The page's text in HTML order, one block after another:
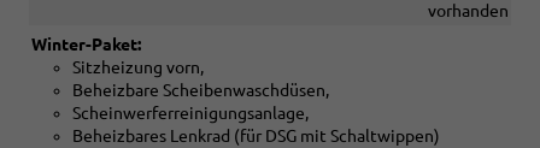
vorhanden
Winter-Paket:
Sitzheizung vorn,
Beheizbare Scheibenwaschdüsen,
Scheinwerferreinigungsanlage,
Beheizbares Lenkrad (für DSG mit Schaltwippen)